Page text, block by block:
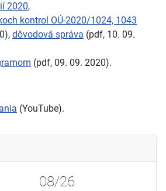
2020,
kontrol OÚ-2020/1024, 1043
dôvodová správa (pdf, 10. 09.
(pdf, 09. 09. 2020).
(YouTube).
08/26